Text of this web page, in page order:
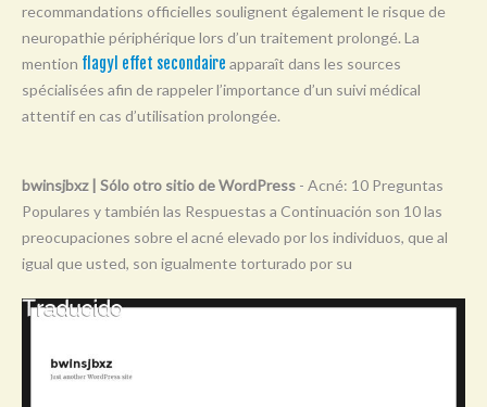
Y
recommandations officielles soulignent également le risque de
neuropathie périphérique lors d’un traitement prolongé. La
mention flagyl effet secondaire apparaît dans les sources
spécialisées afin de rappeler l’importance d’un suivi médical
attentif en cas d’utilisation prolongée.
bwinsjbxz | Sólo otro sitio de WordPress - Acné: 10 Preguntas
Populares y también las Respuestas a Continuación son 10 las
preocupaciones sobre el acné elevado por los individuos, que al
igual que usted, son igualmente torturado por su